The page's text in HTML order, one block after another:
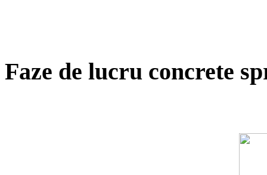
Faze de lucru concrete